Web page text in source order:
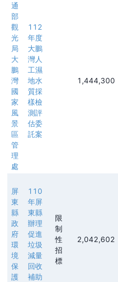
通
部
觀
光
局
大
鵬
灣
國
家
風
景
區
管
理
處
112
年度
大鵬
灣人
工濕
地水
質採
樣檢
測評
估委
託案
1,444,300
屏
東
縣
政
府
環
境
保
護
110
年屏
東縣
辦理
促進
垃圾
減量
回收
補助
限
制
性
招
標
2,042,602